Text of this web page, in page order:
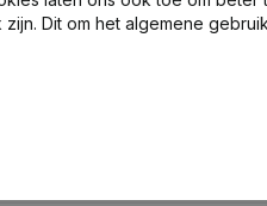
werd Fa. v.d. Worp
Dit om het algemene